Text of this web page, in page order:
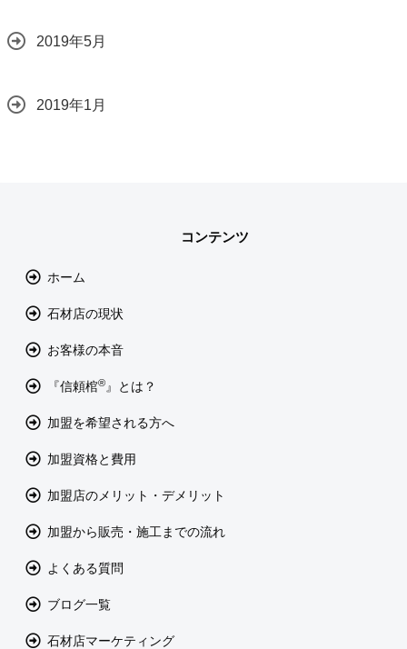
2019年5月
2019年1月
コンテンツ
ホーム
石材店の現状
お客様の本音
『信頼棺® 』とは？
加盟を希望される方へ
加盟資格と費用
加盟店のメリット・デメリット
加盟から販売・施工までの流れ
よくある質問
ブログ一覧
石材店マーケティング